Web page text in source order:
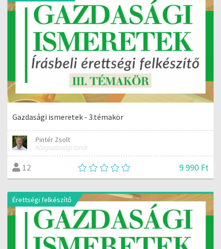
Gazdasági ismeretek - 3.témakör
Pintér Zsolt
Közgazdasági tanár
12 9 990 Ft
Érettségi felkészítő